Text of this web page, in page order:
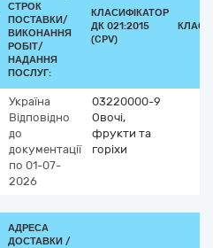
СТРОК
ПОСТАВКИ/
ВИКОНАННЯ
РОБІТ/
НАДАННЯ
ПОСЛУГ:
КЛАСИФІКАТОР
ДК 021:2015
(CPV)
Україна
Відповідно
до
документації
по 01-07-
2026
03220000-9
Овочі,
фрукти та
горіхи
АДРЕСА
ДОСТАВКИ /